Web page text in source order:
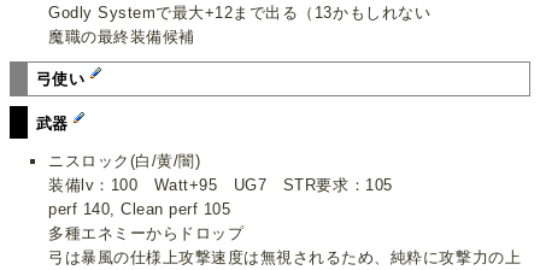
Godly Systemで最大+12まで出る（13かもしれない
魔職の最終装備候補
弓使い
武器
ニスロック(白/黄/闇)
装備lv：100 Watt+95 UG7 STR要求：105
perf 140, Clean perf 105
多種エネミーからドロップ
弓は暴風の仕様上攻撃速度は無視されるため、純粋に攻撃力の上